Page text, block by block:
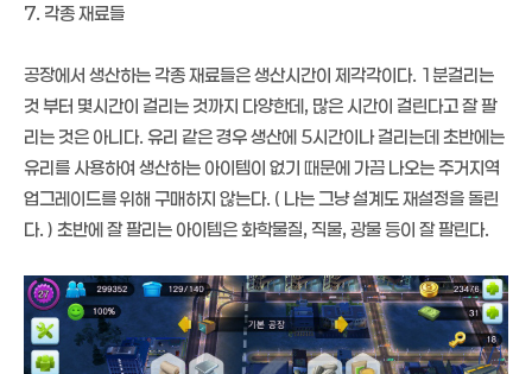
7. 각종 재료들
공장에서 생산하는 각종 재료들은 생산시간이 제각각이다. 1분걸리는
것 부터 몇시간이 걸리는 것까지 다양한데, 많은 시간이 걸린다고 잘 팔
리는 것은 아니다. 유리 같은 경우 생산에 5시간이나 걸리는데 초반에는
유리를 사용하여 생산하는 아이템이 없기 때문에 가끔 나오는 주거지역
업그레이드를 위해 구매하지 않는다. ( 나는 그냥 설계도 재설정을 돌린
다. ) 초반에 잘 팔리는 아이템은 화학물질, 직물, 광물 등이 잘 팔린다.